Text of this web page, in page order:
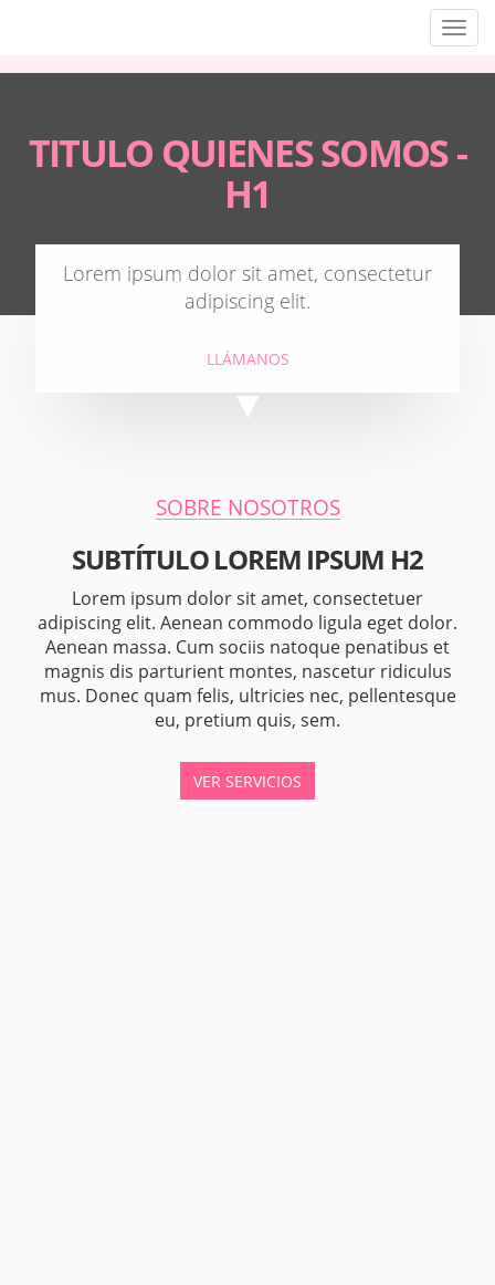
Menu
TITULO QUIENES SOMOS -
H1
Lorem ipsum dolor sit amet, consectetur
adipiscing elit.
LLÁMANOS
▼
SOBRE NOSOTROS
SUBTÍTULO LOREM IPSUM H2
Lorem ipsum dolor sit amet, consectetuer
adipiscing elit. Aenean commodo ligula eget dolor.
Aenean massa. Cum sociis natoque penatibus et
magnis dis parturient montes, nascetur ridiculus
mus. Donec quam felis, ultricies nec, pellentesque
eu, pretium quis, sem.
VER SERVICIOS